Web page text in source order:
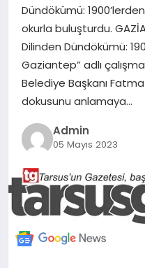
EĞITIM
İLETIŞIM
Dündökümü:
okurla buluşturdu.
Dilinden Dündökümü:
Gaziantep” adlı
Belediye Başkanı
dokusunu anlamaya…
Admin
05 Mayıs 2023